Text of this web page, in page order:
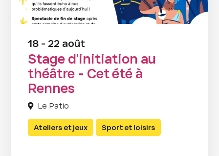
18 - 22 août
Stage d'initiation au
théâtre - Cet été à
Rennes
Le Patio
Ateliers et jeux Sport et loisirs